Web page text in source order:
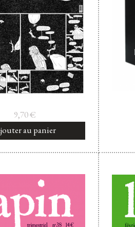
9,70€
au panier